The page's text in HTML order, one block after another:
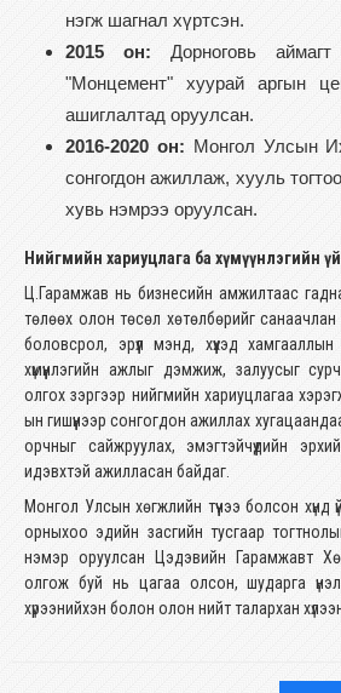
нэгж шагнал хүртсэн.
2015 он: Дорноговь
"Монцемент" хуурай аргын
ашиглалтад оруулсан.
2016-2020 он: Монгол Улсын
сонгогдон ажиллаж, хууль
хувь нэмрээ оруулсан.
Нийгмийн хариуцлага ба хүмүүнлэгийн
Ц.Гарамжав нь бизнесийн амжилтаас
төлөөх олон төсөл хөтөлбөрийг санаачлан
боловсрол, эрүүл мэнд, хүүхэд
хүмүүнлэгийн ажлыг дэмжиж, залуусыг
олгох зэргээр нийгмийн хариуцлагаа
ын гишүүнээр сонгогдон ажиллах
орчныг сайжруулах, эмэгтэйчүүдийн
идэвхтэй ажилласан байдаг.
Монгол Улсын хөгжлийн түүчээ болсон хүнд
орныхоо эдийн засгийн тусгаар тогтнолыг
нэмэр оруулсан Цэдэвийн Гарамжавт
олгож буй нь цагаа олсон, шударга
хүрээнийхэн болон олон нийт талархан